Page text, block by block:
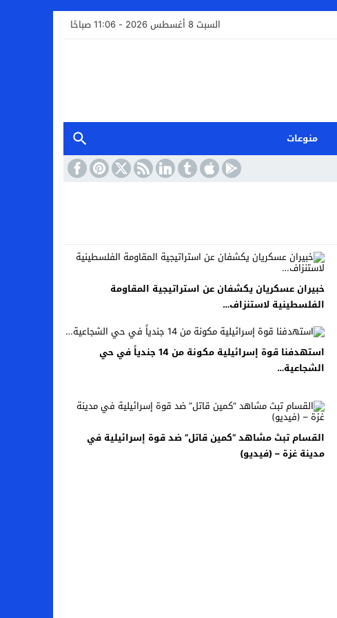
السبت 8 أغسطس 2026 - 11:06 صباحًا
منوعات
خبيران عسكريان يكشفان عن استراتيجية المقاومة
الفلسطينية لاستنزاف…
استهدفنا قوة إسرائيلية مكونة من 14 جندياً في حي
الشجاعية…
القسام تبث مشاهد “كمين قاتل” ضد قوة إسرائيلية في
مدينة غزة – (فيديو)